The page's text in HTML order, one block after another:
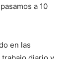
a 10
en las